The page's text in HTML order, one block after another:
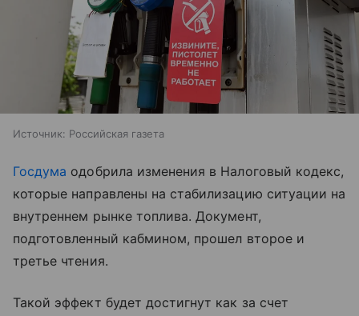
Источник: Российская газета
Госдума одобрила изменения в Налоговый кодекс,
которые направлены на стабилизацию ситуации на
внутреннем рынке топлива. Документ,
подготовленный кабмином, прошел второе и
третье чтения.
Такой эффект будет достигнут как за счет